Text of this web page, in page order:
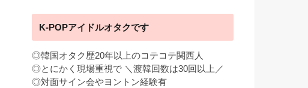
K-POPアイドルオタクです
◎韓国オタク歴20年以上のコテコテ関西人
◎とにかく現場重視で ＼渡韓回数は30回以上／
◎対面サイン会やヨントン経験有